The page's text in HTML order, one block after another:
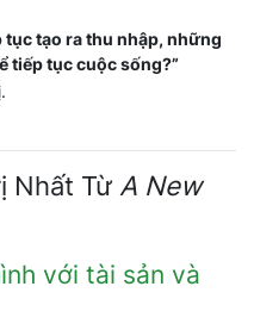
tục tạo ra thu nhập, những
tiếp tục cuộc sống?”
Nhất Từ A New
với tài sản và